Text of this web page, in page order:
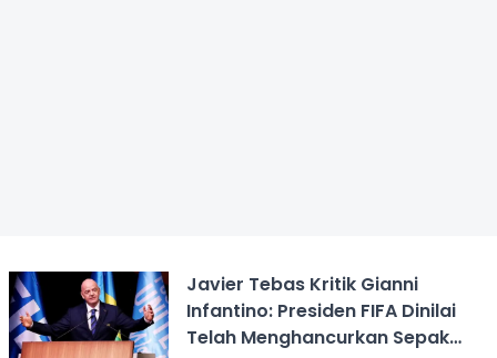
Javier Tebas Kritik Gianni
Infantino: Presiden FIFA Dinilai
Telah Menghancurkan Sepak